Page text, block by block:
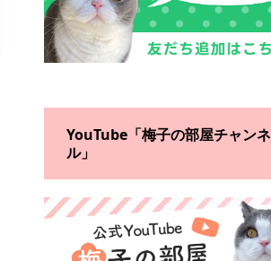
YouTube「梅子の部屋チャンネ
ル」